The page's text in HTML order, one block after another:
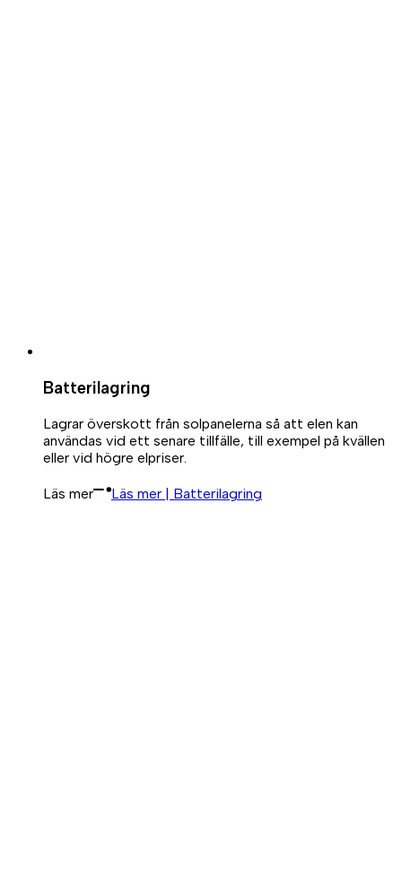
Batterilagring
Lagrar överskott från solpanelerna så att elen kan
användas vid ett senare tillfälle, till exempel på kvällen
eller vid högre elpriser.
Läs mer Läs mer | Batterilagring